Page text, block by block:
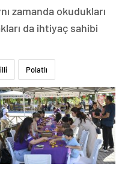
zamanda okudukları
da ihtiyaç sahibi
Polatlı